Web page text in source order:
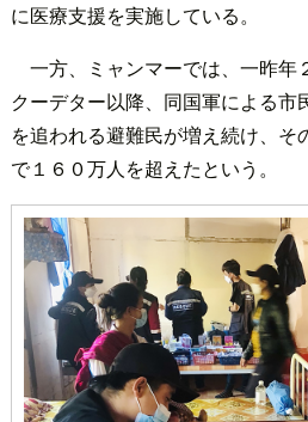
に医療支援を実施している。
一方、ミャンマーでは、一昨年
クーデター以降、同国軍による市
を追われる避難民が増え続け、そ
で１６０万人を超えたという。